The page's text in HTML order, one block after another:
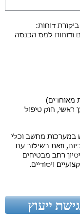
:משרדנו מעניק שירותי ביקורת דוחות
ודוחות למס הכנסה
מאוחדים)
ראשי, חוק טיפול
במערכות מחשב וכלי
וזאת בשילוב עם
רחב מבטיחים
ויסודיים.
ייעוץ